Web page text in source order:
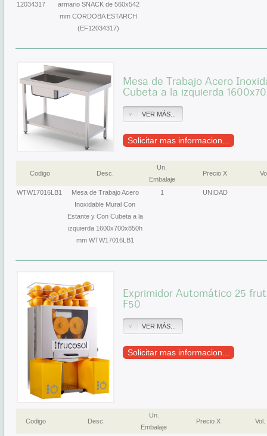
12034317
armario SNACK de 560x542
mm CORDOBA ESTARCH
(EF12034317)
Mesa de Trabajo Acero
Cubeta a la izquierda
VER MÁS...
Solicitar mas informacion...
Codigo Desc.
Un.
Embalaje
Precio X
WTW17016LB1
Mesa de Trabajo Acero
Inoxidable Mural Con
Estante y Con Cubeta a la
izquierda 1600x700x850h
mm WTW17016LB1
1 UNIDAD
Exprimidor Automático 25
F50
VER MÁS...
Solicitar mas informacion...
Codigo Desc.
Un.
Embalaje
Precio X Vol.